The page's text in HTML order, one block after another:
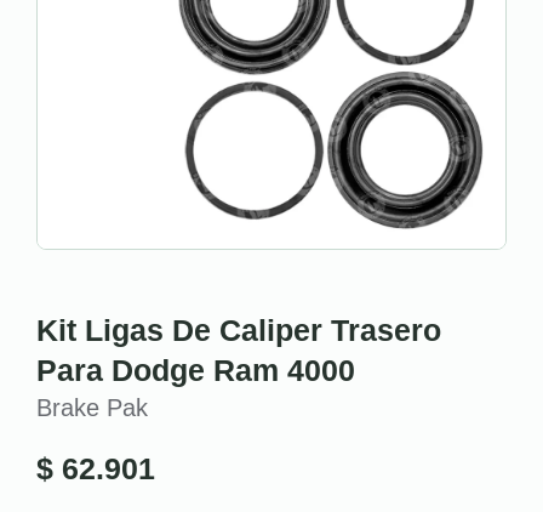
Kit Ligas De Caliper Trasero
Para Dodge Ram 4000
Brake Pak
$ 62.901